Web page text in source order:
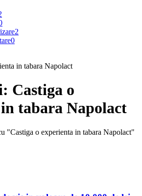
2
0
in tabara Napolact
Castiga o
tabara Napolact
"Castiga o experienta in tabara Napolact"